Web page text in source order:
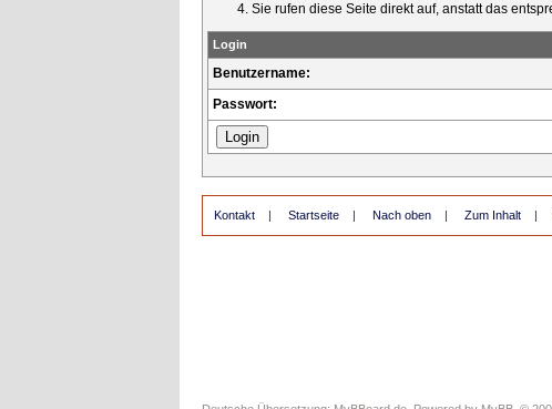
Sie rufen diese Seite direkt auf, anstatt das
Login
Benutzername:
Passwort:
Kontakt | Startseite | Nach oben | Zum Inhalt |